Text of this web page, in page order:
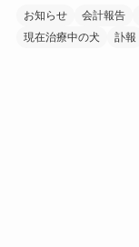
お知らせ 会計報告
現在治療中の犬
訃報